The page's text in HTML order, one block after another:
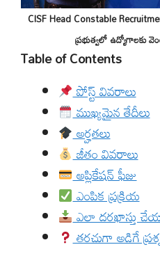
CISF Head Constable
ప్రభుత్వలో ఉద్యోగాలకు
Table of Contents
పోస్ట్ వివరాలు
ముఖ్యమైన తేదీలు
అర్హతలు
జీతం వివరాలు
అప్లికేషన్ ఫీజు
ఎంపిక ప్రక్రియ
ఎలా దరఖాస్తు
తరచుగా అడిగే